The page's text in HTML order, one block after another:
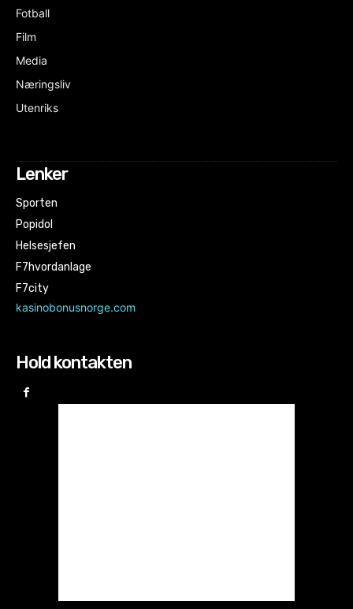
Fotball
Film
Media
Næringsliv
Utenriks
Lenker
Sporten
Popidol
Helsesjefen
F7hvordanlage
F7city
kasinobonusnorge.com
Hold kontakten